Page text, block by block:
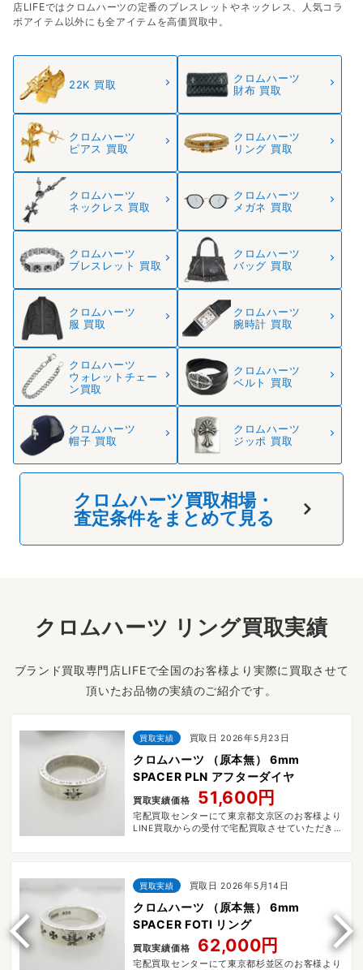
店LIFEではクロムハーツの定番のブレスレットやネックレス、人気コラ
ボアイテム以外にも全アイテムを高価買取中。
22K 買取
クロムハーツ
財布 買取
クロムハーツ
ピアス 買取
クロムハーツ
リング 買取
クロムハーツ
ネックレス 買取
クロムハーツ
メガネ 買取
クロムハーツ
ブレスレット 買取
クロムハーツ
バッグ 買取
クロムハーツ
服 買取
クロムハーツ
腕時計 買取
クロムハーツ
ウォレットチェー
ン買取
クロムハーツ
ベルト 買取
クロムハーツ
帽子 買取
クロムハーツ
ジッポ 買取
クロムハーツ買取相場・
査定条件をまとめて見る
クロムハーツ リング買取実績
ブランド買取専門店LIFEで全国のお客様より実際に買取させて
頂いたお品物の実績のご紹介です。
買取実績 買取日 2026年5月23日
クロムハーツ （原本無） 6mm
SPACER PLN アフターダイヤ
買取実績価格 51,600円
宅配買取センターにて東京都文京区のお客様より
LINE買取からの受付で宅配買取させていただきま
買取実績 買取日 2026年5月14日
クロムハーツ （原本無） 6mm
SPACER FOTI リング
買取実績価格 62,000円
宅配買取センターにて東京都杉並区のお客様より